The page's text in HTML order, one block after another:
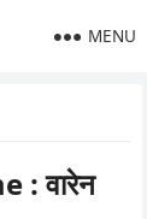
MENU
: वारेन